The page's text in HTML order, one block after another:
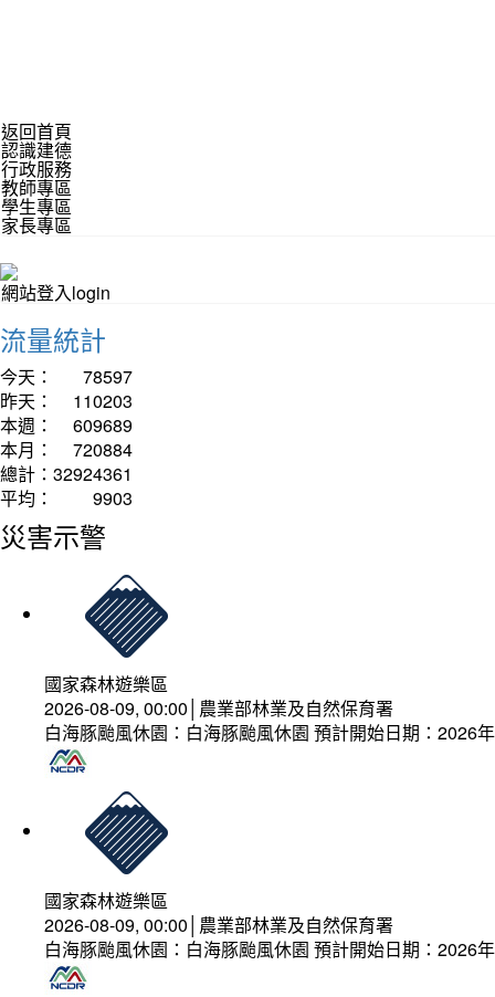
返回首頁
認識建德
行政服務
教師專區
學生專區
家長專區
網站登入login
流量統計
今天：
78597
昨天：
110203
本週：
609689
本月：
720884
總計： 32924361
平均：
9903
災害示警
國家森林遊樂區
2026-08-09, 00:00│農業部林業及自然保育署
白海豚颱風休園：白海豚颱風休園 預計開始日期：2026
國家森林遊樂區
2026-08-09, 00:00│農業部林業及自然保育署
白海豚颱風休園：白海豚颱風休園 預計開始日期：2026